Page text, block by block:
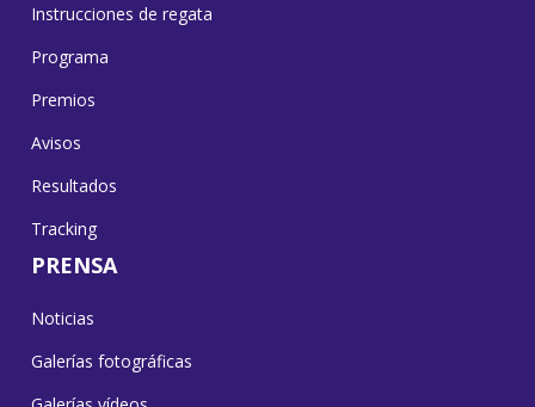
Instrucciones de regata
Programa
Premios
Avisos
Resultados
Tracking
PRENSA
Noticias
Galerías fotográficas